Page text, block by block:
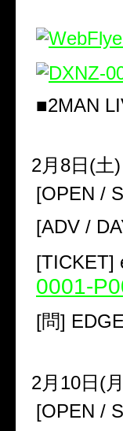
■2MAN
2月8日(土
[OPEN /
[ADV /
[TICKET]
0001-
[問]
2月10日(
[OPEN /